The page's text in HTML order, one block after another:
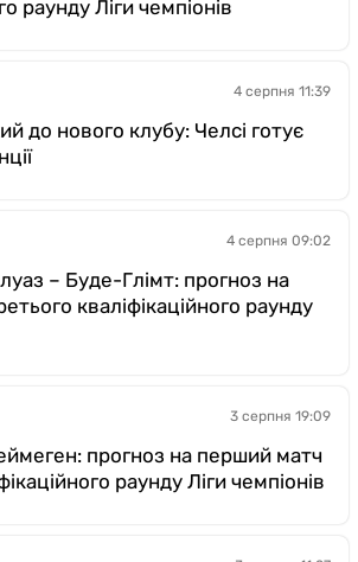
раунду Ліги чемпіонів
4 серпня 11:39
до нового клубу: Челсі готує
4 серпня 09:02
– Буде-Глімт: прогноз на
кваліфікаційного раунду
3 серпня 19:09
прогноз на перший матч
раунду Ліги чемпіонів